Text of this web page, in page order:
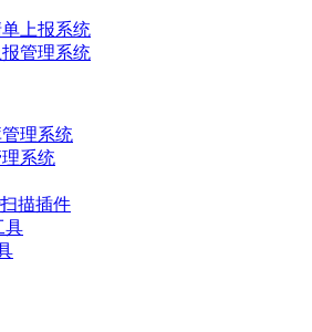
上报系统
管理系统
理系统
系统
扫描插件
具